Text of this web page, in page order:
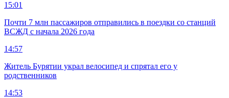
15:01
Почти 7 млн пассажиров отправились в поездки со станций
ВСЖД с начала 2026 года
14:57
Житель Бурятии украл велосипед и спрятал его у
родственников
14:53